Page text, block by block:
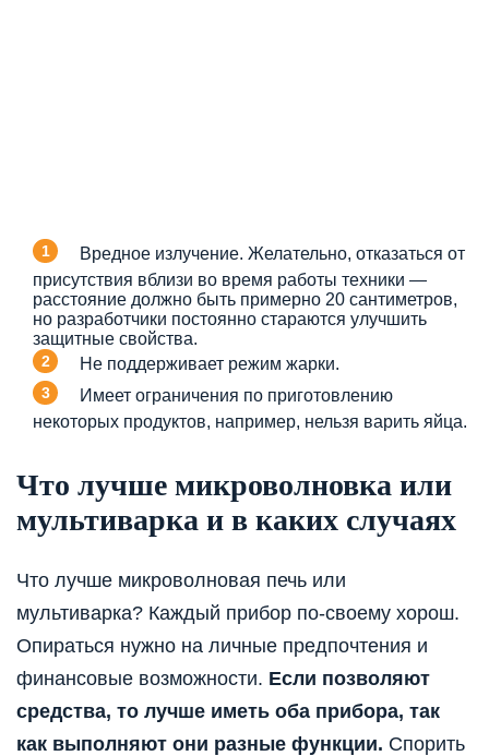
Вредное излучение. Желательно, отказаться от
присутствия вблизи во время работы техники —
расстояние должно быть примерно 20 сантиметров,
но разработчики постоянно стараются улучшить
защитные свойства.
Не поддерживает режим жарки.
Имеет ограничения по приготовлению
некоторых продуктов, например, нельзя варить яйца.
Что лучше микроволновка или
мультиварка и в каких случаях
Что лучше микроволновая печь или
мультиварка? Каждый прибор по-своему хорош.
Опираться нужно на личные предпочтения и
финансовые возможности. Если позволяют
средства, то лучше иметь оба прибора, так
как выполняют они разные функции. Спорить